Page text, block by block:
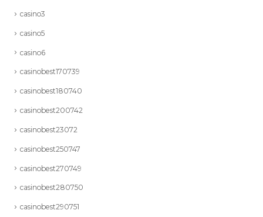
casino3
casino5
casino6
casinobest170739
casinobest180740
casinobest200742
casinobest23072
casinobest250747
casinobest270749
casinobest280750
casinobest290751